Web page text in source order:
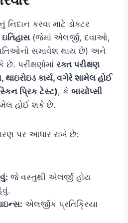
નિદાન કરવા માટે ડોક્ટર
(જેમાં એલર્જી, દવાઓ,
સમાવેશ થાય છે) અને
પરીક્ષણોમાં રક્ત પરીક્ષણ
કાર્ય, વગેરે શામેલ હોઈ
પ્રિક ટેસ્ટ), કે બાયોપ્સી
હોઈ શકે છે.
પર આધાર રાખે છે:
જે વસ્તુથી એલર્જી હોય
એલર્જીક પ્રતિક્રિયા